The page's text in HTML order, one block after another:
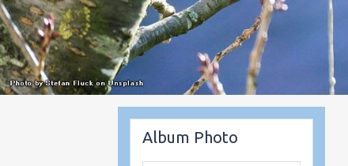
Album Photo